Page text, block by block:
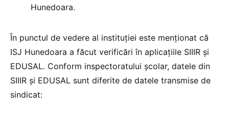
Hunedoara.
În punctul de vedere al instituției este menționat că
ISJ Hunedoara a făcut verificări în aplicațiile SIIIR și
EDUSAL. Conform inspectoratului școlar, datele din
SIIIR și EDUSAL sunt diferite de datele transmise de
sindicat: